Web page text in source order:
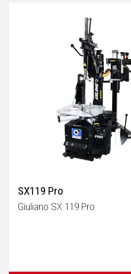
SX119 Pro
Giuliano SX 119 Pro